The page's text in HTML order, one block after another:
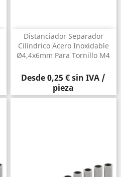
Distanciador Separador
Cilíndrico Acero Inoxidable
Ø4,4x6mm Para Tornillo M4
Precio
Desde0,25 €sin IVA /
pieza